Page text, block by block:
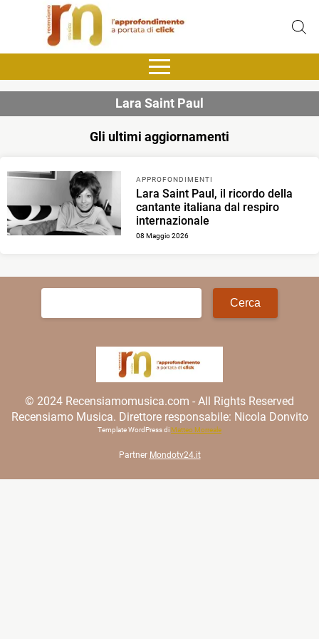
Lara Saint Paul
Gli ultimi aggiornamenti
APPROFONDIMENTI
Lara Saint Paul, il ricordo della
cantante italiana dal respiro
internazionale
08 Maggio 2026
Ricerca
© 2024 Recensiamomusica.com - All Rights Reserved
Recensiamo Musica. Direttore responsabile: Nicola Donvito
Template WordPress di Matteo Morreale
Partner Mondotv24.it